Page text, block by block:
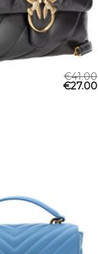
€41.00
€27.00